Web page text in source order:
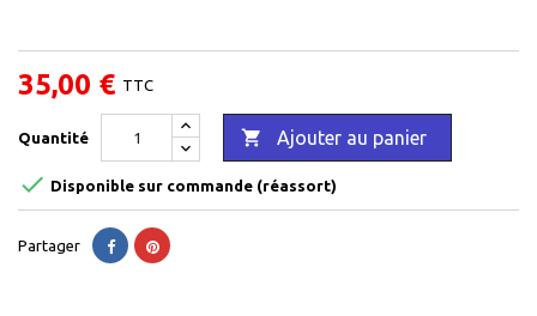
35,00 € TTC
Quantité  Ajouter au panier
 Disponible sur commande (réassort)
Partager